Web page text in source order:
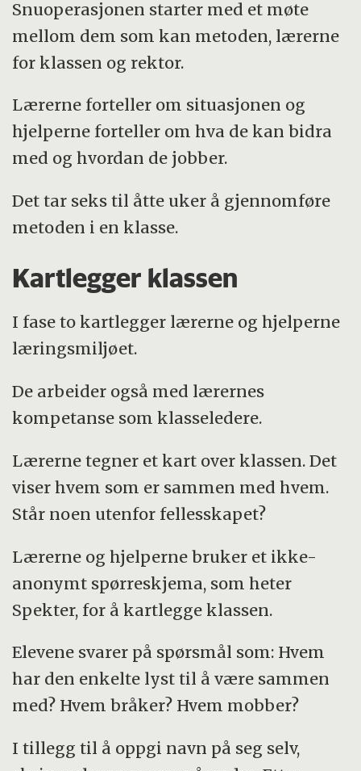
Snuoperasjonen starter med et møte
mellom dem som kan metoden, lærerne
for klassen og rektor.
Lærerne forteller om situasjonen og
hjelperne forteller om hva de kan bidra
med og hvordan de jobber.
Det tar seks til åtte uker å gjennomføre
metoden i en klasse.
Kartlegger klassen
I fase to kartlegger lærerne og hjelperne
læringsmiljøet.
De arbeider også med lærernes
kompetanse som klasseledere.
Lærerne tegner et kart over klassen. Det
viser hvem som er sammen med hvem.
Står noen utenfor fellesskapet?
Lærerne og hjelperne bruker et ikke-
anonymt spørreskjema, som heter
Spekter, for å kartlegge klassen.
Elevene svarer på spørsmål som: Hvem
har den enkelte lyst til å være sammen
med? Hvem bråker? Hvem mobber?
I tillegg til å oppgi navn på seg selv,